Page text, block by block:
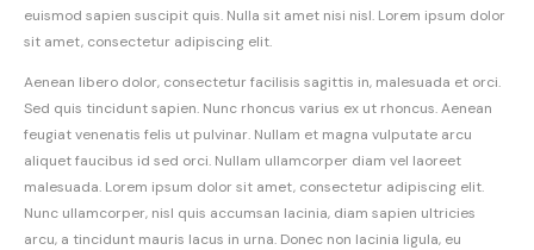
euismod sapien suscipit quis. Nulla sit amet nisi nisl. Lorem ipsum dolor
sit amet, consectetur adipiscing elit.
Aenean libero dolor, consectetur facilisis sagittis in, malesuada et orci.
Sed quis tincidunt sapien. Nunc rhoncus varius ex ut rhoncus. Aenean
feugiat venenatis felis ut pulvinar. Nullam et magna vulputate arcu
aliquet faucibus id sed orci. Nullam ullamcorper diam vel laoreet
malesuada. Lorem ipsum dolor sit amet, consectetur adipiscing elit.
Nunc ullamcorper, nisl quis accumsan lacinia, diam sapien ultricies
arcu, a tincidunt mauris lacus in urna. Donec non lacinia ligula, eu